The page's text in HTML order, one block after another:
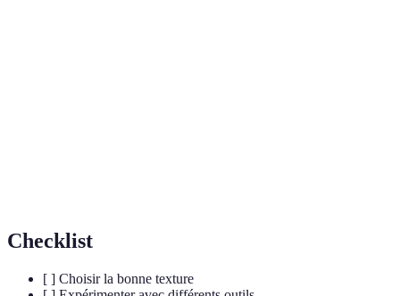
Checklist
[ ] Choisir la bonne texture